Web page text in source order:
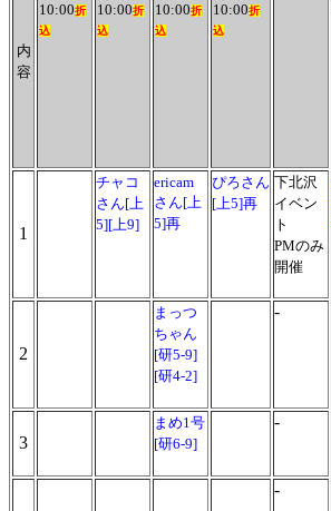
内
容
10:00折
込
10:00折
込
10:00折
込
10:00折
込
1
チャコ
さん[上
5][上9]
ericam
さん[上
5]再
ぴろさん
[上5]再
下北沢
イベン
ト
PMのみ
開催
2
まっつ
ちゃん
[研5-9]
[研4-2]
-
3
まめ1号
[研6-9]
-
-